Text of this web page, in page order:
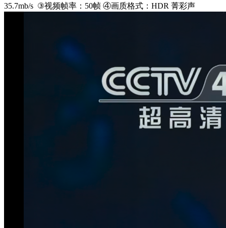
35.7mb/s ③视频帧率：50帧 ④画质格式：HDR 菁彩声